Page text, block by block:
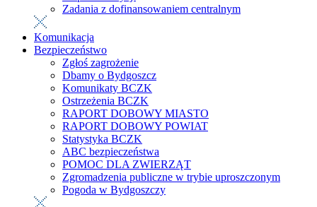
Zadania z dofinansowaniem centralnym
Komunikacja
Bezpieczeństwo
Zgłoś zagrożenie
Dbamy o Bydgoszcz
Komunikaty BCZK
Ostrzeżenia BCZK
RAPORT DOBOWY MIASTO
RAPORT DOBOWY POWIAT
Statystyka BCZK
ABC bezpieczeństwa
POMOC DLA ZWIERZĄT
Zgromadzenia publiczne w trybie uproszczonym
Pogoda w Bydgoszczy